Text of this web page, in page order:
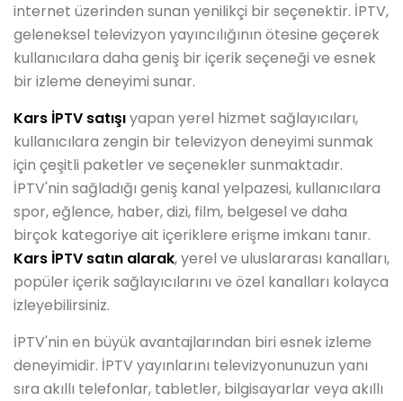
internet üzerinden sunan yenilikçi bir seçenektir. İPTV,
geleneksel televizyon yayıncılığının ötesine geçerek
kullanıcılara daha geniş bir içerik seçeneği ve esnek
bir izleme deneyimi sunar.
Kars İPTV satışıyapan yerel hizmet sağlayıcıları,
kullanıcılara zengin bir televizyon deneyimi sunmak
için çeşitli paketler ve seçenekler sunmaktadır.
İPTV'nin sağladığı geniş kanal yelpazesi, kullanıcılara
spor, eğlence, haber, dizi, film, belgesel ve daha
birçok kategoriye ait içeriklere erişme imkanı tanır.
Kars İPTV satın alarak, yerel ve uluslararası kanalları,
popüler içerik sağlayıcılarını ve özel kanalları kolayca
izleyebilirsiniz.
İPTV'nin en büyük avantajlarından biri esnek izleme
deneyimidir. İPTV yayınlarını televizyonunuzun yanı
sıra akıllı telefonlar, tabletler, bilgisayarlar veya akıllı